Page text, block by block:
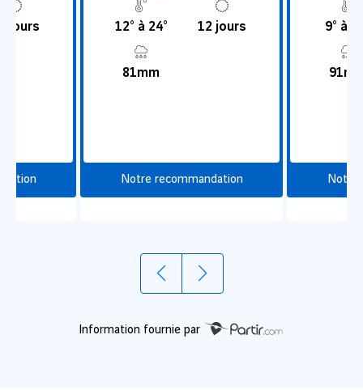
jours 12° à 24° 12 jours
81mm
Notre recommandation
9° à
Notre
Information fournie par